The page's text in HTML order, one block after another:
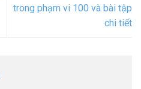
trong phạm vi 100 và bài tập
chi tiết